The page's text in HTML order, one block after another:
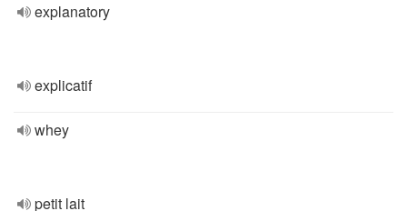
explanatory
explicatif
whey
petit lait